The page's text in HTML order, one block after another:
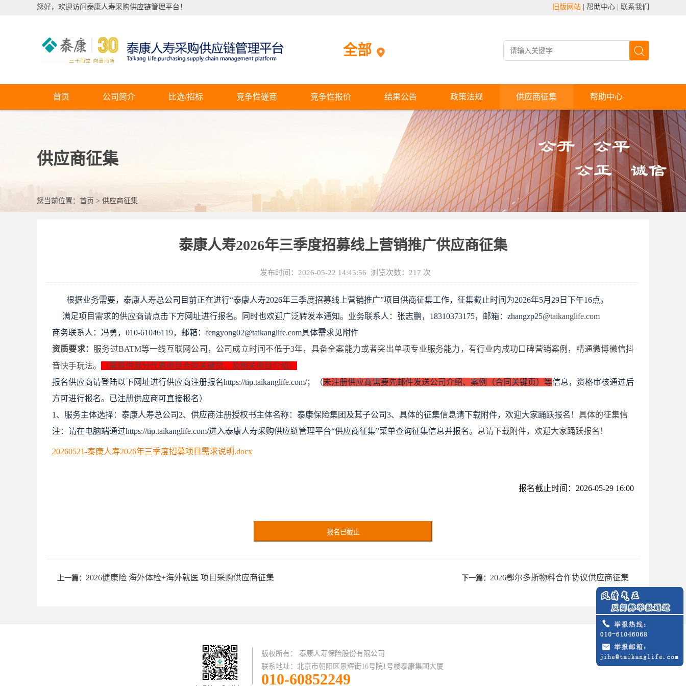
您好，欢迎访问泰康人寿采购供应链管理平台！ 旧版网站 帮助中心 联系我们
全部
首页 公司简介 比选/招标 竞争性磋商 竞争性报价 结果公告 政策法规 供应商征集 帮助中心
供应商征集
您当前位置： 首页 > 供应商征集
泰康人寿2026年三季度招募线上营销推广供应商征集
发布时间：2026-05-22 14:45:56 浏览次数： 217 次
根据业务需要，泰康人寿总公司目前正在进行“泰康人寿2026年三季度招募线上营销推广”项目供商征集工作，征集截止时间为2026年5月29日下午16点。
满足项目需求的供应商请点击下方网址进行报名。同时也欢迎广泛转发本通知。 业务联系人：张志鹏，18310373175，邮箱：zhangzp25@taikanglife.com
商务联系人：冯勇， 010-61046119，邮箱：fengyong02@taikanglife.com具体需求见附件
资质要求： 服务过BATM等一线互联网公司，公司成立时间不低于3年，具备全案能力或者突出单项专业服务能力，有行业内成功口碑营销案例，精通微博微信抖
音快手玩法。
（需提供部分代表项目合同关键页，及相关项目介绍）
报名供应商请登陆以下网址进行供应商注册报名https://tip.taikanglife.com/；（未注册供应商需要先邮件发送公司介绍、案例（合同关键页）等信息，资格审核通过后
方可进行报名。已注册供应商可直接报名）
1、服务主体选择：泰康人寿总公司 2、供应商注册授权书主体名称：泰康保险集团及其子公司3、具体的征集信息请下载附件，欢迎大家踊跃报名！
注：请在电脑端通过https://tip.taikanglife.com/进入泰康人寿采购供应链管理平台“供应商征集”菜单查询征集信息并报名。
具体的征集信
息请下载附件，欢迎大家踊跃报名！
20260521-泰康人寿2026年三季度招募项目需求说明.docx
报名截止时间：2026-05-29 16:00
报名已截止
上一篇： 2026健康险 海外体检+海外就医 项目采购供应商征集 下一篇： 2026鄂尔多斯物料合作协议供应商征集
版权所有： 泰康人寿保险股份有限公司
联系地址：北京市朝阳区景辉街16号院1号楼泰康集团大厦
010-60852249